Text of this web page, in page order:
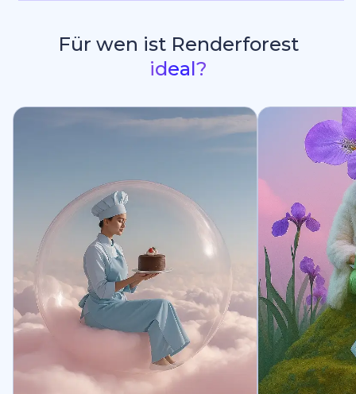
Für wen ist Renderforest
ideal?